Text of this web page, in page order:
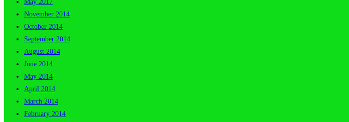
May 2017
November 2014
October 2014
September 2014
August 2014
June 2014
May 2014
April 2014
March 2014
February 2014